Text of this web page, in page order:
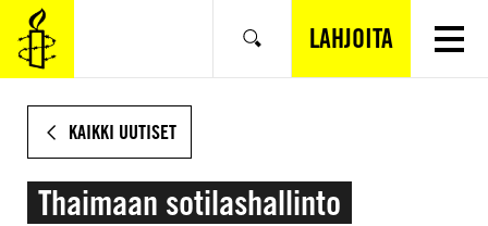
SIIRRY
VARSINAISEEN
SISÄLTÖÖN
Hae LAHJOITA
KAIKKI UUTISET
Thaimaan sotilashallinto